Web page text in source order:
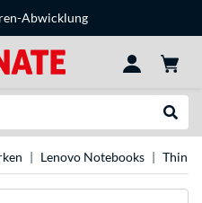
Abwicklung
Lenovo Notebooks